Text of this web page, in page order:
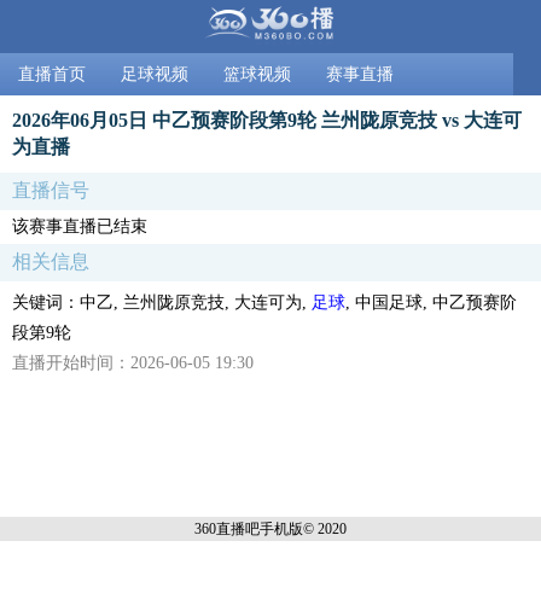
直播首页 足球视频 篮球视频 赛事直播
2026年06月05日 中乙预赛阶段第9轮 兰州陇原竞技 vs 大连可
为直播
直播信号
该赛事直播已结束
相关信息
关键词：中乙, 兰州陇原竞技, 大连可为, 足球 , 中国足球, 中乙预赛阶
段第9轮
直播开始时间：2026-06-05 19:30
360直播吧手机版© 2020